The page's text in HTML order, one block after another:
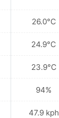
26.0°C
24.9°C
23.9°C
94%
47.9 kph